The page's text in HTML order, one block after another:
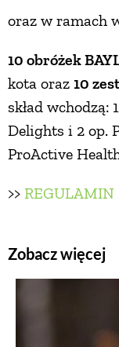
oraz w ramach
10 obróżek
kota oraz 10
skład wchodzą:
Delights i 2 op.
ProActive
>> REGULAMIN
Zobacz więcej